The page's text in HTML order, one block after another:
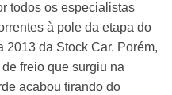
todos os especialistas
à pole da etapa do
2013 da Stock Car. Porém,
freio que surgiu na
acabou tirando do